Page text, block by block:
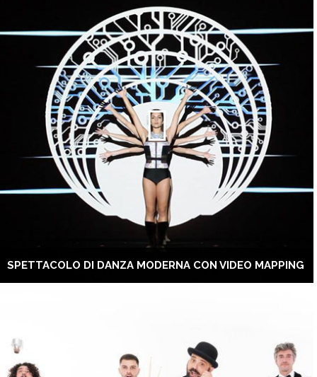
SPETTACOLO DI DANZA MODERNA CON VIDEO MAPPING